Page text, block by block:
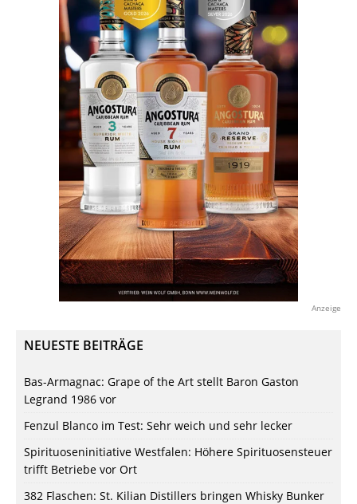
Anzeige
NEUESTE BEITRÄGE
Bas-Armagnac: Grape of the Art stellt Baron Gaston
Legrand 1986 vor
Fenzul Blanco im Test: Sehr weich und sehr lecker
Spirituoseninitiative Westfalen: Höhere Spirituosensteuer
trifft Betriebe vor Ort
382 Flaschen: St. Kilian Distillers bringen Whisky Bunker